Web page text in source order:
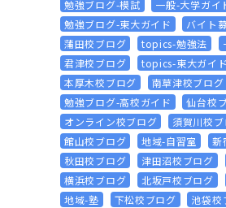
勉強ブログ-模試
一般-大学ガイ
勉強ブログ-東大ガイド
バイト
蒲田校ブログ
topics-勉強法
君津校ブログ
topics-東大ガイド
本厚木校ブログ
南草津校ブログ
勉強ブログ-高校ガイド
仙台校
オンライン校ブログ
須賀川校
館山校ブログ
地域-自習室
新
秋田校ブログ
津田沼校ブログ
横浜校ブログ
北坂戸校ブログ
地域-塾
下松校ブログ
池袋校